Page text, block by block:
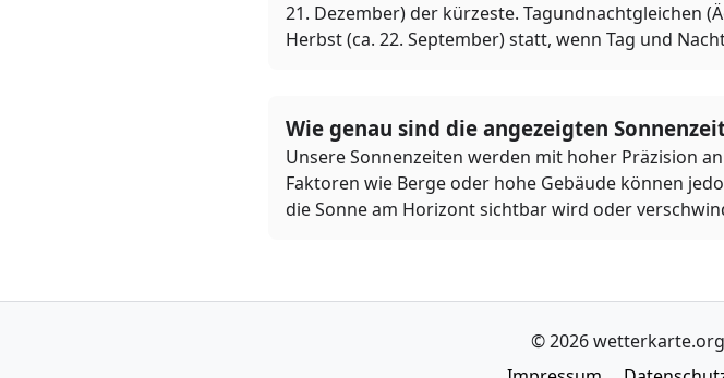
21. Dezember) der kürzeste. Tagundnachtgleichen
Herbst (ca. 22. September) statt, wenn Tag und
Wie genau sind die angezeigten
Unsere Sonnenzeiten werden mit hoher Präzision
Faktoren wie Berge oder hohe Gebäude können
die Sonne am Horizont sichtbar wird oder
© 2026